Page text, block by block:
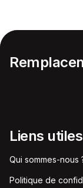
Liens utiles
Qui sommes-nous
Politique de